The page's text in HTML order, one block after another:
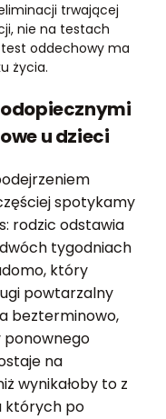
trwającej
nie na testach
test oddechowy ma
życia.
u dzieci
spotykamy
rodzic odstawia
tygodniach
który
powtarzalny
bezterminowo,
ponownego
na
wynikałoby to z
których po